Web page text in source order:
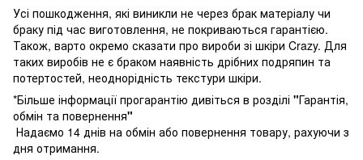
Усі пошкодження, які виникли не через брак матеріалу чи
браку під час виготовлення, не покриваються гарантією.
Також, варто окремо сказати про вироби зі шкіри Crazy. Для
таких виробів не є браком наявність дрібних подряпин та
потертостей, неоднорідність текстури шкіри.
*Більше інформації прогарантію дивіться в розділі "Гарантія,
обмін та повернення"
Надаємо 14 днів на обмін або повернення товару, рахуючи з
дня отримання.